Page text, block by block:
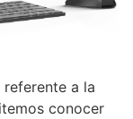
a la
conocer